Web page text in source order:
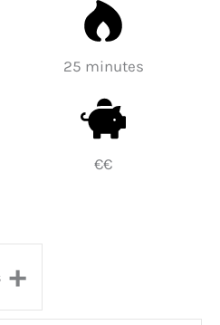
25 minutes
€€
+